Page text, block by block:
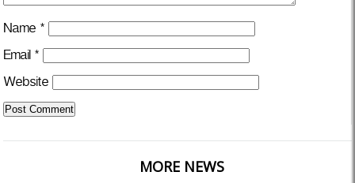
Name *
Email *
Website
MORE NEWS